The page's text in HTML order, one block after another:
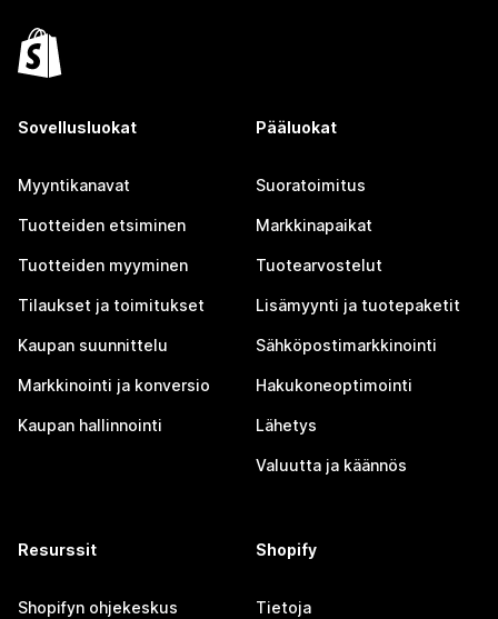
Sovellusluokat
Myyntikanavat
Tuotteiden etsiminen
Tuotteiden myyminen
Tilaukset ja toimitukset
Kaupan suunnittelu
Markkinointi ja konversio
Kaupan hallinnointi
Pääluokat
Suoratoimitus
Markkinapaikat
Tuotearvostelut
Lisämyynti ja tuotepaketit
Sähköpostimarkkinointi
Hakukoneoptimointi
Lähetys
Valuutta ja käännös
Resurssit
Shopifyn ohjekeskus
Shopify
Tietoja